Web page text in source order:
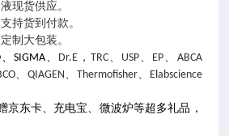
现货供应。
持货到付款。
制大包装。
SIGMA、 Dr.E，TRC、USP、EP、ABCA
、QIAGEN、Thermofisher、Elabscience
京东卡、充电宝、微波炉等超多礼品，